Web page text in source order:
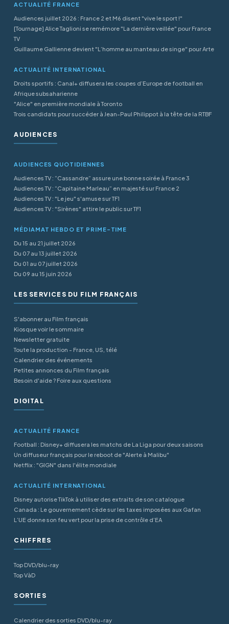
ACTUALITÉ FRANCE
Audiences juillet 2026 : France 2 et M6 disent "vive le sport !"
[Tournage] Alice Taglioni se remémore "La dernière veillée" pour France
TV
Guillaume Gallienne devient "L’homme au manteau de singe" pour Arte
ACTUALITÉ INTERNATIONAL
Droits sportifs : Canal+ diffusera les coupes d’Europe de football en
Afrique subsaharienne
"Alice" en première mondiale à Toronto
Trois candidats pour succéder à Jean-Paul Philippot à la tête de la RTBF
AUDIENCES
AUDIENCES QUOTIDIENNES
Audiences TV : “Cassandre” assure une bonne soirée à France 3
Audiences TV : “Capitaine Marleau” en majesté sur France 2
Audiences TV : "Le jeu" s'amuse sur TF1
Audiences TV : "Sirènes" attire le public sur TF1
MÉDIAMAT HEBDO ET PRIME-TIME
Du 15 au 21 juillet 2026
Du 07 au 13 juillet 2026
Du 01 au 07 juillet 2026
Du 09 au 15 juin 2026
LES SERVICES DU FILM FRANÇAIS
S'abonner au Film français
Kiosque voir le sommaire
Newsletter gratuite
Toute la production - France, US, télé
Calendrier des événements
Petites annonces du Film français
Besoin d'aide ? Foire aux questions
DIGITAL
ACTUALITÉ FRANCE
Football : Disney+ diffusera les matchs de La Liga pour deux saisons
Un diffuseur français pour le reboot de "Alerte à Malibu"
Netflix : "GIGN" dans l'élite mondiale
ACTUALITÉ INTERNATIONAL
Disney autorise TikTok à utiliser des extraits de son catalogue
Canada : Le gouvernement cède sur les taxes imposées aux Gafan
L’UE donne son feu vert pour la prise de contrôle d’EA
CHIFFRES
Top DVD/blu-ray
Top VàD
SORTIES
Calendrier des sorties DVD/blu-ray